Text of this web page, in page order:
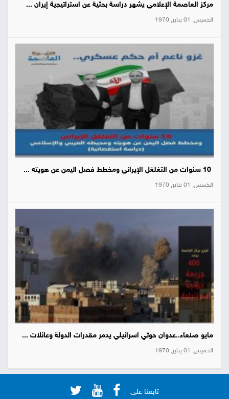
مركز العاصمة الإعلامي يشهر دراسة بحثية عن استراتيجية إيران ...
الخميس, 01 يناير, 1970
الخميس, 01 يناير, 1970
مايو صنعاء..عدوان حوثي اسرائيلي يدمر مقدرات الدولة وعائلات ...
الخميس, 01 يناير, 1970
تابعنا على